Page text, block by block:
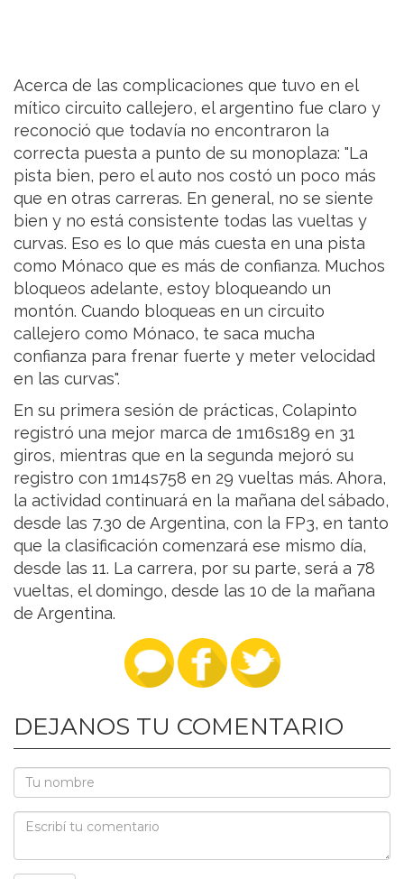
Acerca de las complicaciones que tuvo en el
mítico circuito callejero, el argentino fue claro y
reconoció que todavía no encontraron la
correcta puesta a punto de su monoplaza: "La
pista bien, pero el auto nos costó un poco más
que en otras carreras. En general, no se siente
bien y no está consistente todas las vueltas y
curvas. Eso es lo que más cuesta en una pista
como Mónaco que es más de confianza. Muchos
bloqueos adelante, estoy bloqueando un
montón. Cuando bloqueas en un circuito
callejero como Mónaco, te saca mucha
confianza para frenar fuerte y meter velocidad
en las curvas".
En su primera sesión de prácticas, Colapinto
registró una mejor marca de 1m16s189 en 31
giros, mientras que en la segunda mejoró su
registro con 1m14s758 en 29 vueltas más. Ahora,
la actividad continuará en la mañana del sábado,
desde las 7.30 de Argentina, con la FP3, en tanto
que la clasificación comenzará ese mismo día,
desde las 11. La carrera, por su parte, será a 78
vueltas, el domingo, desde las 10 de la mañana
de Argentina.
DEJANOS TU COMENTARIO